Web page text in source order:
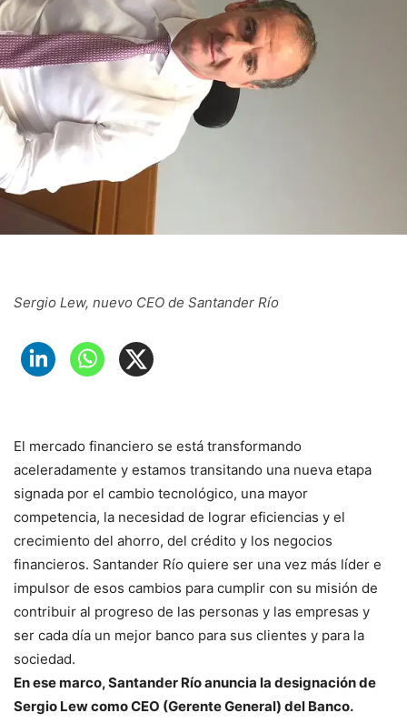
Sergio Lew, nuevo CEO de Santander Río
El mercado financiero se está transformando
aceleradamente y estamos transitando una nueva etapa
signada por el cambio tecnológico, una mayor
competencia, la necesidad de lograr eficiencias y el
crecimiento del ahorro, del crédito y los negocios
financieros. Santander Río quiere ser una vez más líder e
impulsor de esos cambios para cumplir con su misión de
contribuir al progreso de las personas y las empresas y
ser cada día un mejor banco para sus clientes y para la
sociedad.
En ese marco, Santander Río anuncia la designación de
Sergio Lew como CEO (Gerente General) del Banco.